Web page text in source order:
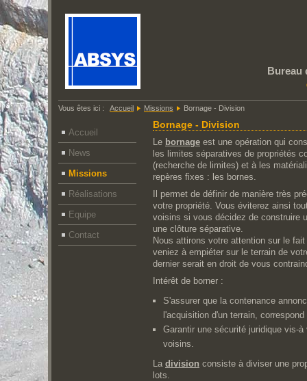
Bureau
Vous êtes ici : Accueil Missions Bornage - Division
Accueil
News
Missions
Réalisations
Equipe
Contact
Bornage - Division
Le bornage est une opération qui
les limites séparatives de propriétés
(recherche de limites) et à les
repères fixes : les bornes.
Il permet de définir de manière très
votre propriété. Vous éviterez ainsi
voisins si vous décidez de construire
une clôture séparative.
Nous attirons votre attention sur le
veniez à empiéter sur le terrain de
dernier serait en droit de vous
Intérêt de borner :
S'assurer que la contenance
l'acquisition d'un terrain,
Garantir une sécurité juridique vis-
voisins.
La division consiste à diviser une
lots.